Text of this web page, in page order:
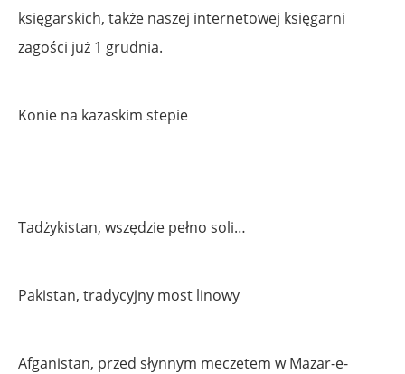
księgarskich, także naszej internetowej księgarni
zagości już 1 grudnia.
Konie na kazaskim stepie
Tadżykistan, wszędzie pełno soli…
Pakistan, tradycyjny most linowy
Afganistan, przed słynnym meczetem w Mazar-e-